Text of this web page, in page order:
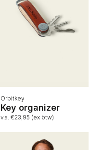
Orbitkey
Key organizer
v.a. €23,95 (ex btw)